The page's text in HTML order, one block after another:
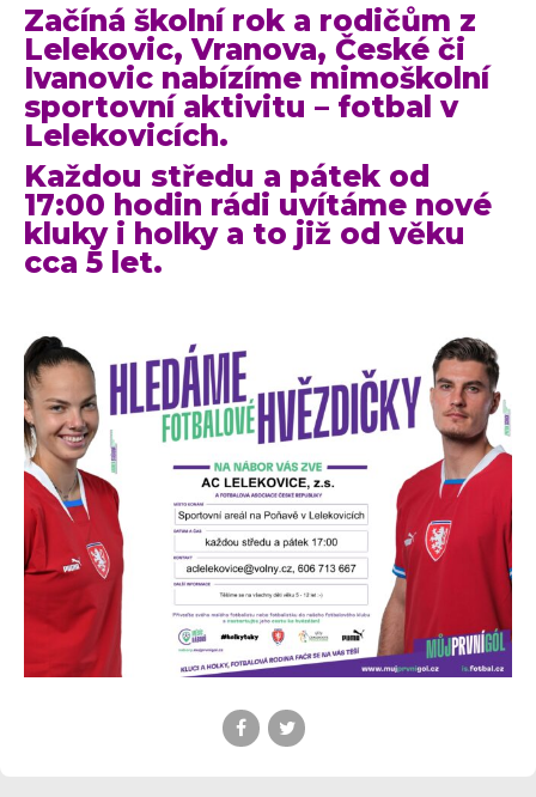
Začíná školní rok a rodičům z
Lelekovic, Vranova, České či
Ivanovic nabízíme mimoškolní
sportovní aktivitu – fotbal v
Lelekovicích.
Každou středu a pátek od
17:00 hodin rádi uvítáme nové
kluky i holky a to již od věku
cca 5 let.